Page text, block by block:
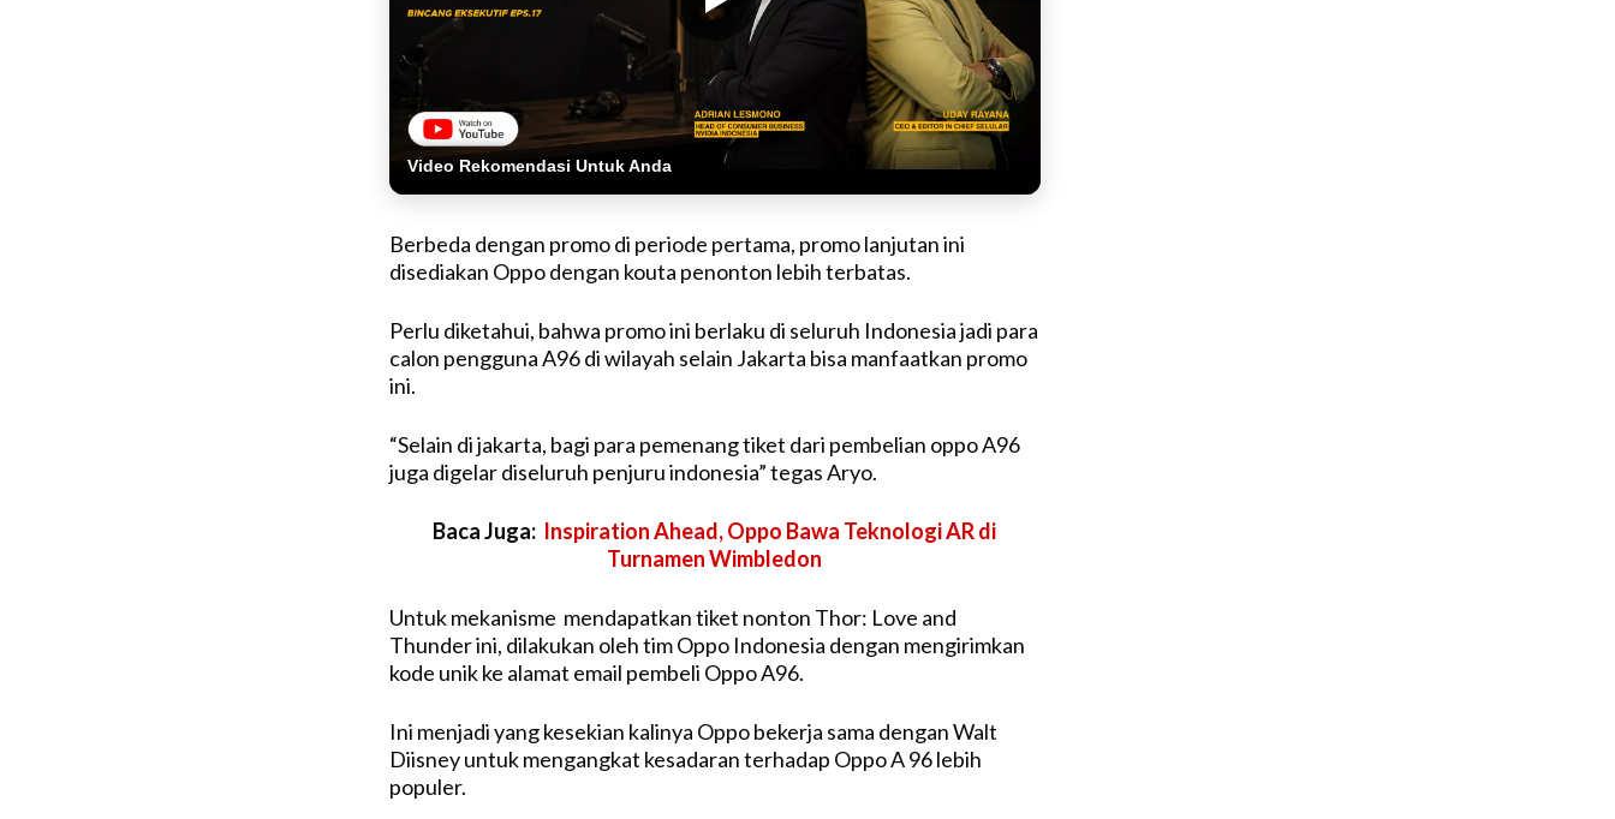
Video Rekomendasi Untuk Anda
Berbeda dengan promo di periode pertama, promo lanjutan ini
disediakan Oppo dengan kouta penonton lebih terbatas.
Perlu diketahui, bahwa promo ini berlaku di seluruh Indonesia jadi para
calon pengguna A96 di wilayah selain Jakarta bisa manfaatkan promo
ini.
“Selain di jakarta, bagi para pemenang tiket dari pembelian oppo A96
juga digelar diseluruh penjuru indonesia” tegas Aryo.
Baca Juga: Inspiration Ahead, Oppo Bawa Teknologi AR di
Turnamen Wimbledon
Untuk mekanisme mendapatkan tiket nonton Thor: Love and
Thunder ini, dilakukan oleh tim Oppo Indonesia dengan mengirimkan
kode unik ke alamat email pembeli Oppo A96.
Ini menjadi yang kesekian kalinya Oppo bekerja sama dengan Walt
Diisney untuk mengangkat kesadaran terhadap Oppo A 96 lebih
populer.